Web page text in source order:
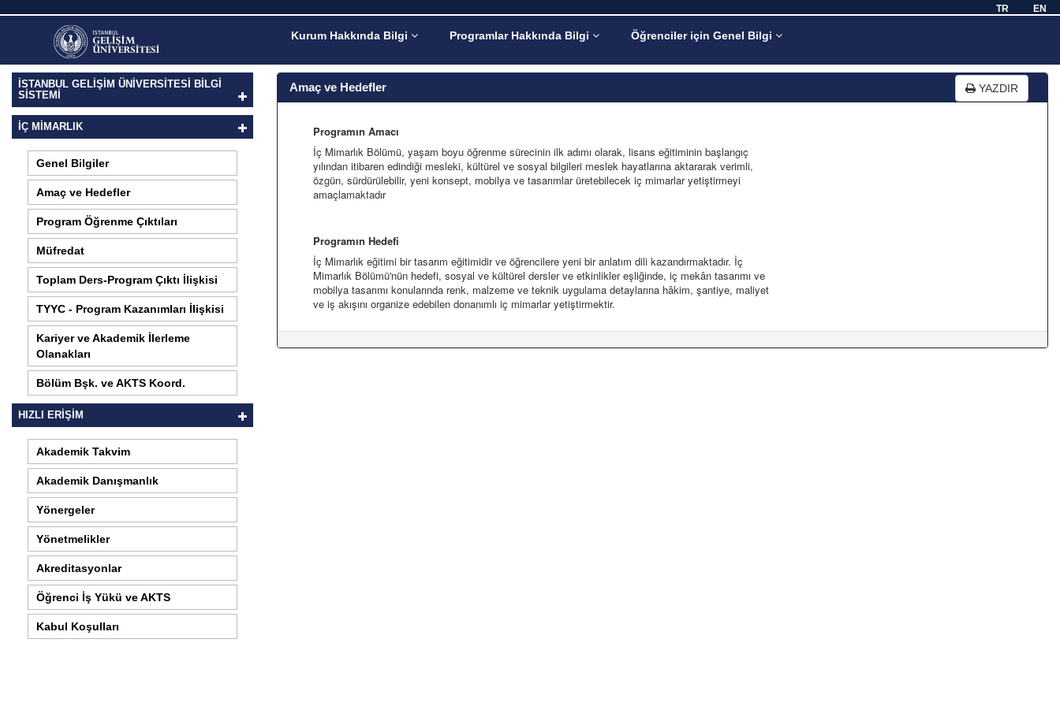
TR EN
Kurum Hakkında Bilgi Programlar Hakkında Bilgi Öğrenciler için Genel Bilgi
YAZDIR
İSTANBUL GELİŞİM ÜNİVERSİTESİ BİLGİ
SİSTEMİ
İÇ MIMARLIK
Genel Bilgiler
Amaç ve Hedefler
Program Öğrenme Çıktıları
Müfredat
Toplam Ders-Program Çıktı İlişkisi
TYYC - Program Kazanımları İlişkisi
Kariyer ve Akademik İlerleme
Olanakları
Bölüm Bşk. ve AKTS Koord.
HIZLI ERİŞİM
Akademik Takvim
Akademik Danışmanlık
Yönergeler
Yönetmelikler
Akreditasyonlar
Öğrenci İş Yükü ve AKTS
Kabul Koşulları
Amaç ve Hedefler
Programın Amacı
İç Mimarlık Bölümü, yaşam boyu öğrenme sürecinin ilk adımı olarak, lisans eğitiminin başlangıç
yılından itibaren edindiği mesleki, kültürel ve sosyal bilgileri meslek hayatlarına aktararak verimli,
özgün, sürdürülebilir, yeni konsept, mobilya ve tasarımlar üretebilecek iç mimarlar yetiştirmeyi
amaçlamaktadır
Programın Hedefi
İç Mimarlık eğitimi bir tasarım eğitimidir ve öğrencilere yeni bir anlatım dili kazandırmaktadır. İç
Mimarlık Bölümü'nün hedefi, sosyal ve kültürel dersler ve etkinlikler eşliğinde, iç mekân tasarımı ve
mobilya tasarımı konularında renk, malzeme ve teknik uygulama detaylarına hâkim, şantiye, maliyet
ve iş akışını organize edebilen donanımlı iç mimarlar yetiştirmektir.